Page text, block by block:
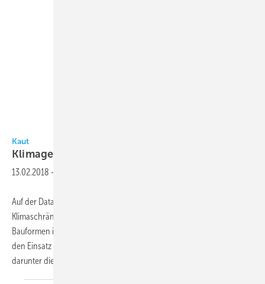
Kaut
Klimageräte für
13.02.2018 -
Auf der Data Centre World 2017 in Frankfurt hat Kaut und Tecnair
Klimaschränke und -Präzisionsklimageräte unterschiedlicher
Bauformen in Direktverdampfungs- oder Kaltwasser-Ausführungen für
den Einsatz in Rechenzentren gezeigt. Die Produkte von Tecnair,
darunter die Serie R (Bild) decken